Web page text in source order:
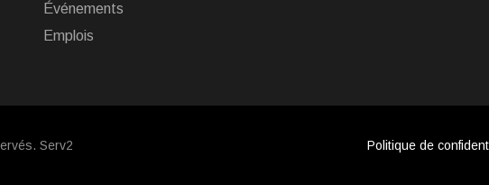
antipollution plus sévères, Stellantis veut faire passer l'offre de Jeep
Événements
Emplois
Serv2 Politique de